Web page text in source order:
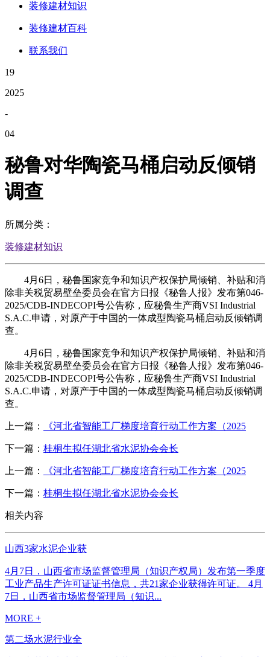
装修建材知识
装修建材百科
联系我们
19
2025
-
04
秘鲁对华陶瓷马桶启动反倾销
调查
所属分类：
装修建材知识
4月6日，秘鲁国家竞争和知识产权保护局倾销、补贴和消
除非关税贸易壁垒委员会在官方日报《秘鲁人报》发布第046-
2025/CDB-INDECOPI号公告称，应秘鲁生产商VSI Industrial
S.A.C.申请，对原产于中国的一体成型陶瓷马桶启动反倾销调
查。
4月6日，秘鲁国家竞争和知识产权保护局倾销、补贴和消
除非关税贸易壁垒委员会在官方日报《秘鲁人报》发布第046-
2025/CDB-INDECOPI号公告称，应秘鲁生产商VSI Industrial
S.A.C.申请，对原产于中国的一体成型陶瓷马桶启动反倾销调
查。
上一篇： 《河北省智能工厂梯度培育行动工作方案（2025
下一篇： 桂桐生拟任湖北省水泥协会会长
上一篇： 《河北省智能工厂梯度培育行动工作方案（2025
下一篇： 桂桐生拟任湖北省水泥协会会长
相关内容
山西3家水泥企业获
4月7日，山西省市场监督管理局（知识产权局）发布第一季度
工业产品生产许可证证书信息，共21家企业获得许可证。 4月
7日，山西省市场监督管理局（知识...
MORE +
第二场水泥行业全